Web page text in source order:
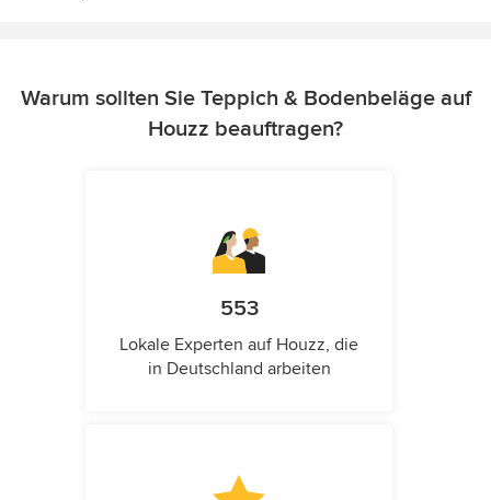
Warum sollten Sie Teppich & Bodenbeläge auf
Houzz beauftragen?
553
Lokale Experten auf Houzz, die
in Deutschland arbeiten